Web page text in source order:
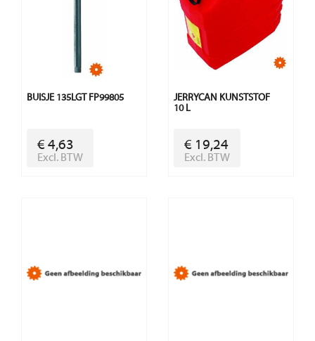
BUISJE 135LGT FP99805
€ 4,63
Excl. BTW
JERRYCAN KUNSTSTOF
10 L
€ 19,24
Excl. BTW